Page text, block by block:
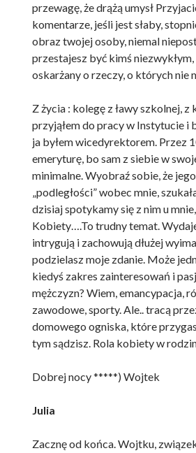
przewagę, że drążą umysł
komentarze, jeśli jest słaby,
obraz twojej osoby, niemal
przestajesz być kimś
oskarżany o rzeczy, o których nie
Z życia : kolegę z ławy szkolnej,
przyjąłem do pracy w Instytucie i
ja byłem wicedyrektorem. Przez
emeryturę, bo sam z siebie w
minimalne. Wyobraź sobie, że
„podległości” wobec mnie,
dzisiaj spotykamy się z nim u
Kobiety….To trudny temat.
intrygują i zachowują dłużej
podzielasz moje zdanie. Może
kiedyś zakres zainteresowań i
mężczyzn? Wiem, emancypacja,
zawodowe, sporty. Ale.. tracą
domowego ogniska, które
tym sądzisz. Rola kobiety w
Dobrej nocy *****) Wojtek
Julia
Zacznę od końca. Wojtku,